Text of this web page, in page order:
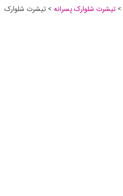
> تیشرت شلوارک پسرانه > تیشرت شلوارک